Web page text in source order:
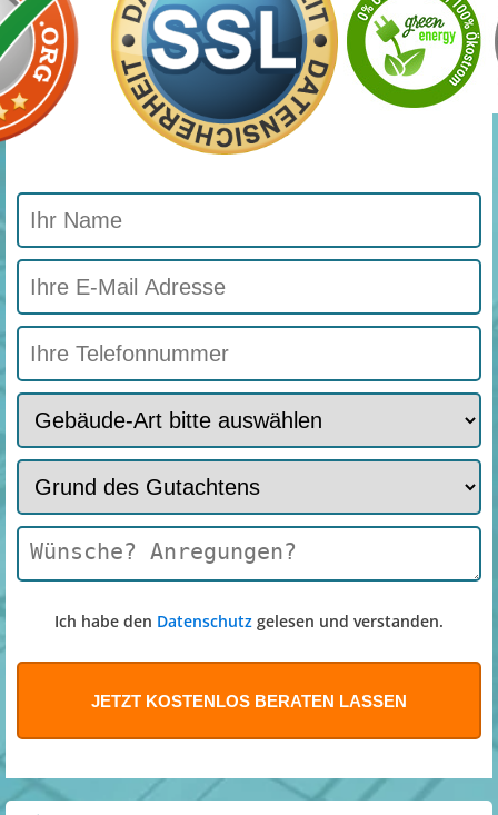
Ich habe den Datenschutz gelesen und verstanden.